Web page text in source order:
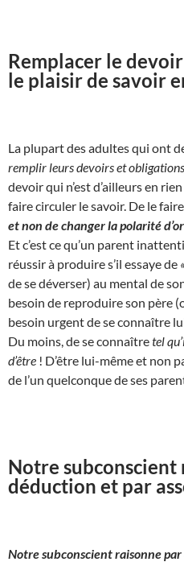
Remplacer le
le plaisir de savoir
La plupart des adultes qui ont
remplir leurs devoirs et
devoir qui n’est d’ailleurs en
faire circuler le savoir. De le
et non de changer la polarité
Et c’est ce qu’un parent
réussir à produire s’il essaye de
de se déverser) au mental de
besoin de reproduire son père
besoin urgent de se connaître
Du moins, de se connaîtretel
d’être ! D’être lui-même et non
de l’un quelconque de ses
Notre subconscient
déduction et par
Notre subconscient raisonne